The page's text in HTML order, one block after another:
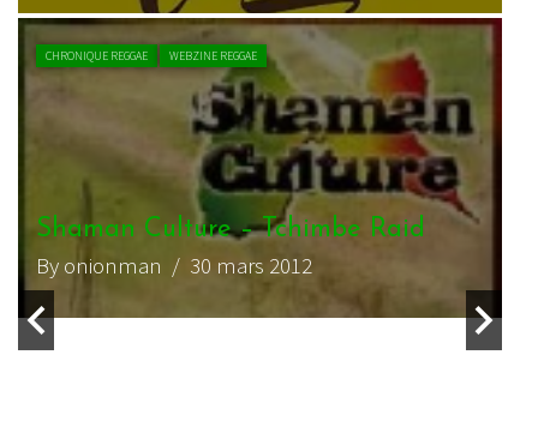
INTERVIEW REGGAE WEBZINE REGGAE
Shaman Culture
By pierre.leon/ 21 novembre 2016